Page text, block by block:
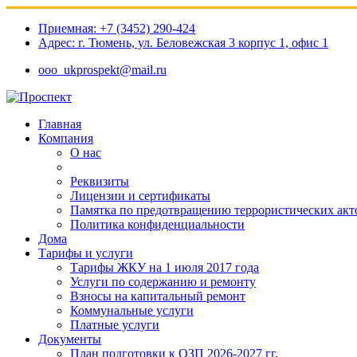
Приемная: +7 (3452) 290-424
Адрес: г. Тюмень, ул. Беловежская 3 корпус 1, офис 1​
ooo_ukprospekt@mail.ru
Главная
Компания
О нас
Реквизиты
Лицензии и сертификаты
Памятка по предотвращению террористических
Политика конфиденциальности
Дома
Тарифы и услуги
Тарифы ЖКУ на 1 июля 2017 года
Услуги по содержанию и ремонту
Взносы на капитальный ремонт
Коммунальные услуги
Платные услуги
Документы
План подготовки к ОЗП 2026-2027 гг.